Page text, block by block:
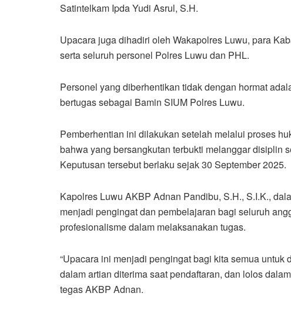
Satintelkam Ipda Yudi Asrul, S.H.
Upacara juga dihadiri oleh Wakapolres Luwu, para
serta seluruh personel Polres Luwu dan PHL.
Personel yang diberhentikan tidak dengan hormat
bertugas sebagai Bamin SIUM Polres Luwu.
Pemberhentian ini dilakukan setelah melalui proses
bahwa yang bersangkutan terbukti melanggar disiplin
Keputusan tersebut berlaku sejak 30 September 2025.
Kapolres Luwu AKBP Adnan Pandibu, S.H., S.I.K.,
menjadi pengingat dan pembelajaran bagi seluruh
profesionalisme dalam melaksanakan tugas.
“Upacara ini menjadi pengingat bagi kita semua
dalam artian diterima saat pendaftaran, dan lolos
tegas AKBP Adnan.